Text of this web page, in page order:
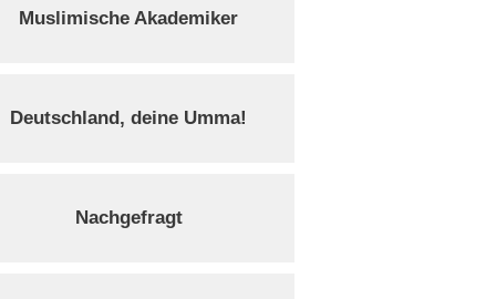
Muslimische Akademiker
Deutschland, deine Umma!
Nachgefragt